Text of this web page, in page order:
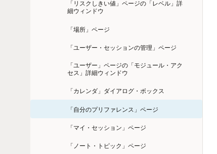
「リスクしきい値」ページの「レベル」詳
細ウィンドウ
「場所」ページ
「ユーザー・セッションの管理」ページ
「ユーザー」ページの「モジュール・アク
セス」詳細ウィンドウ
「カレンダ」ダイアログ・ボックス
「自分のプリファレンス」ページ
「マイ・セッション」ページ
「ノート・トピック」ページ